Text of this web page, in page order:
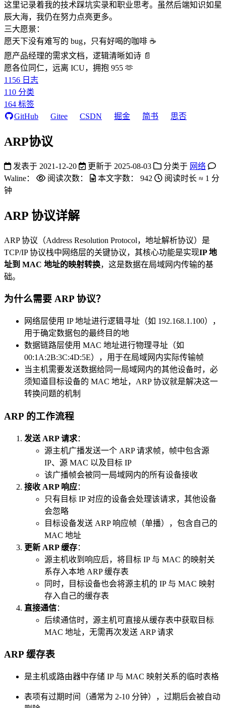
这里记录着我的技术踩坑实录和职业思考。虽然后端知识如星
辰大海，我仍在努力点亮更多。
三大愿景：
愿天下没有难写的 bug，只有好喝的咖啡 ☕️
愿产品经理的需求文档，逻辑清晰如诗 📄
愿各位同仁，远离 ICU，拥抱 955 🫶
1156 日志
110 分类
164 标签
GitHub
Gitee CSDN 掘金 简书 思否
ARP协议
发表于 2021-12-20 更新于 2025-08-03 分类于 网络
Waline：
阅读次数： 本文字数： 942 阅读时长 ≈ 1 分
钟
ARP 协议详解
ARP 协议（Address Resolution Protocol，地址解析协议）是
TCP/IP 协议栈中网络层的关键协议，其核心功能是实现IP 地
址到 MAC 地址的映射转换，这是数据在局域网内传输的基
础。
为什么需要 ARP 协议？
网络层使用 IP 地址进行逻辑寻址（如 192.168.1.100），
用于确定数据包的最终目的地
数据链路层使用 MAC 地址进行物理寻址（如
00:1A:2B:3C:4D:5E），用于在局域网内实际传输帧
当主机需要发送数据给同一局域网内的其他设备时，必
须知道目标设备的 MAC 地址，ARP 协议就是解决这一
转换问题的机制
ARP 的工作流程
发送 ARP 请求：
源主机广播发送一个 ARP 请求帧，帧中包含源
IP、源 MAC 以及目标 IP
该广播帧会被同一局域网内的所有设备接收
接收 ARP 响应：
只有目标 IP 对应的设备会处理该请求，其他设备
会忽略
目标设备发送 ARP 响应帧（单播），包含自己的
MAC 地址
更新 ARP 缓存：
源主机收到响应后，将目标 IP 与 MAC 的映射关
系存入本地 ARP 缓存表
同时，目标设备也会将源主机的 IP 与 MAC 映射
存入自己的缓存表
直接通信：
后续通信时，源主机可直接从缓存表中获取目标
MAC 地址，无需再次发送 ARP 请求
ARP 缓存表
是主机或路由器中存储 IP 与 MAC 映射关系的临时表格
表项有过期时间（通常为 2-10 分钟），过期后会被自动